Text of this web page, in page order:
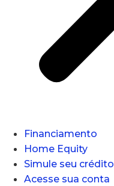
Financiamento
Home Equity
Simule seu crédito
Acesse sua conta